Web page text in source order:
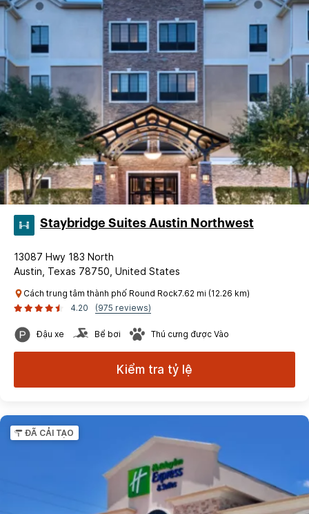
Staybridge Suites Austin Northwest
13087 Hwy 183 North
Austin, Texas 78750, United States
Cách trung tâm thành phố Round Rock7.62 mi (12.26 km)
4.20
(975 reviews)
Đậu xe Bể bơi Thú cưng được Vào
Kiểm tra tỷ lệ
ĐÃ CẢI TẠO